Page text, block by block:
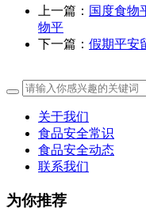
上一篇： 国度食物
物平
下一篇： 假期平安
关于我们
食品安全常识
食品安全动态
联系我们
为你推荐